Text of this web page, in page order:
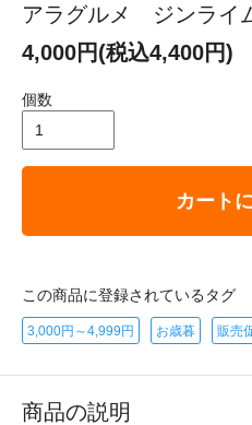
アラグルメ ジンライ
4,000円(税込4,400円)
個数
カート
この商品に登録されているタグ
3,000円～4,999円 お歳暮 販売
商品の説明